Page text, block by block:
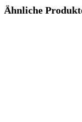
Ähnliche